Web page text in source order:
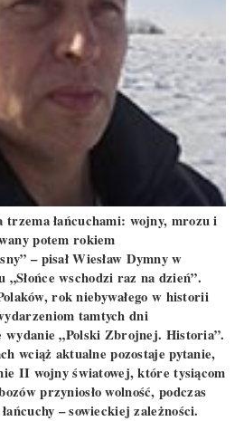
trzema łańcuchami: wojny, mrozu i
potem rokiem
– pisał Wiesław Dymny w
„Słońce wschodzi raz na dzień”.
rok niebywałego w historii
tamtych dni
wydanie „Polski Zbrojnej. Historia”.
wciąż aktualne pozostaje pytanie,
II wojny światowej, które tysiącom
przyniosło wolność, podczas
– sowieckiej zależności.